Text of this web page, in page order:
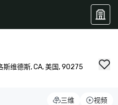
斯维德斯, CA, 美国, 90275
三维 视频